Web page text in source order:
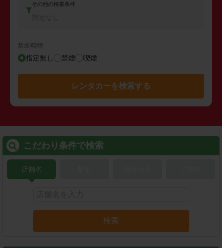
その他の検索条件
禁煙/喫煙
指定無し 禁煙 喫煙
レンタカーを検索する
こだわり条件で検索
店舗名
検索